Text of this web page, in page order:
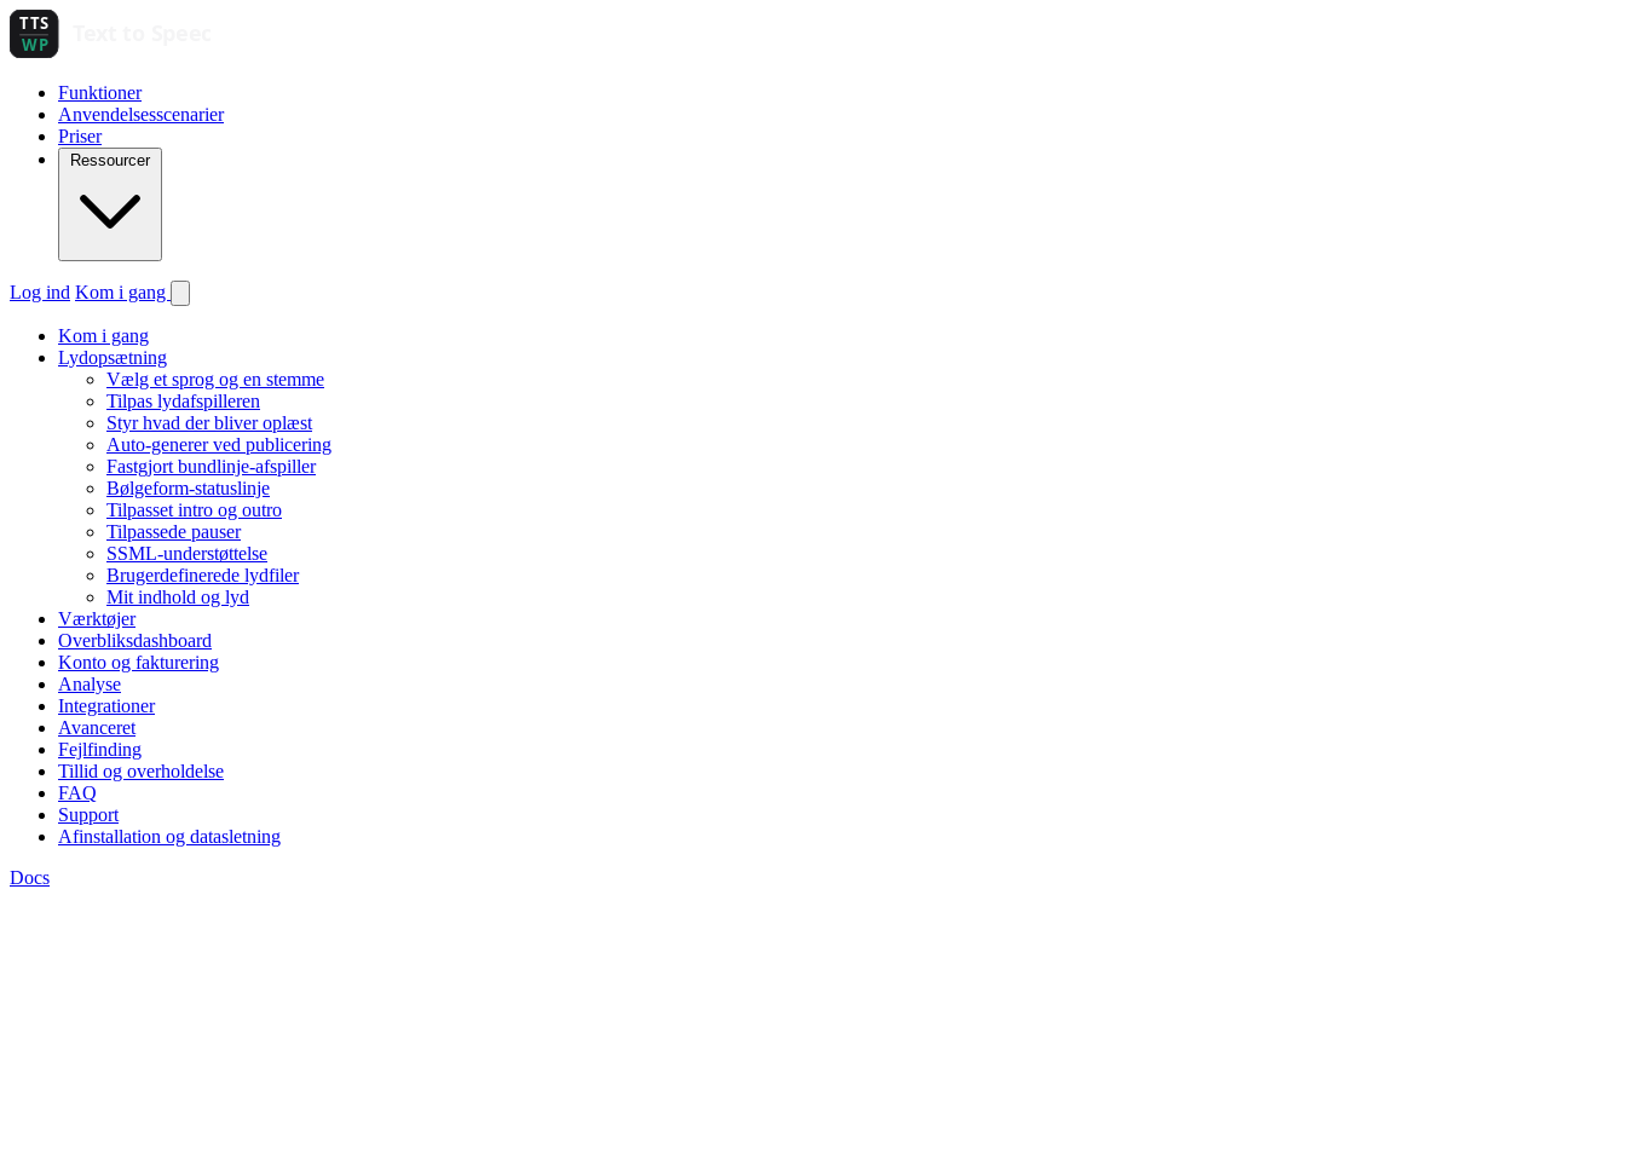
Funktioner
Anvendelsesscenarier
Priser
Ressourcer
Log ind Kom i gang
Kom i gang
Lydopsætning
Vælg et sprog og en stemme
Tilpas lydafspilleren
Styr hvad der bliver oplæst
Auto-generer ved publicering
Fastgjort bundlinje-afspiller
Bølgeform-statuslinje
Tilpasset intro og outro
Tilpassede pauser
SSML-understøttelse
Brugerdefinerede lydfiler
Mit indhold og lyd
Værktøjer
Overbliksdashboard
Konto og fakturering
Analyse
Integrationer
Avanceret
Fejlfinding
Tillid og overholdelse
FAQ
Support
Afinstallation og datasletning
Docs